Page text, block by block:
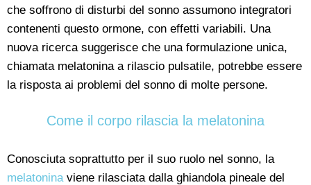
che soffrono di disturbi del sonno assumono integratori
contenenti questo ormone, con effetti variabili. Una
nuova ricerca suggerisce che una formulazione unica,
chiamata melatonina a rilascio pulsatile, potrebbe essere
la risposta ai problemi del sonno di molte persone.
Come il corpo rilascia la melatonina
Conosciuta soprattutto per il suo ruolo nel sonno, la
melatoninaviene rilasciata dalla ghiandola pineale del